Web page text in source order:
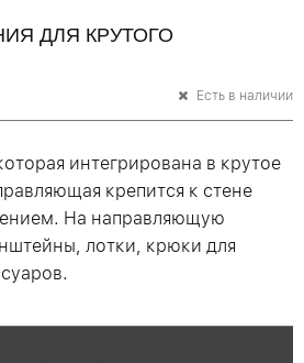
ДЛЯ КРУТОГО
Есть в наличии
интегрирована в крутое
крепится к стене
На направляющую
лотки, крюки для